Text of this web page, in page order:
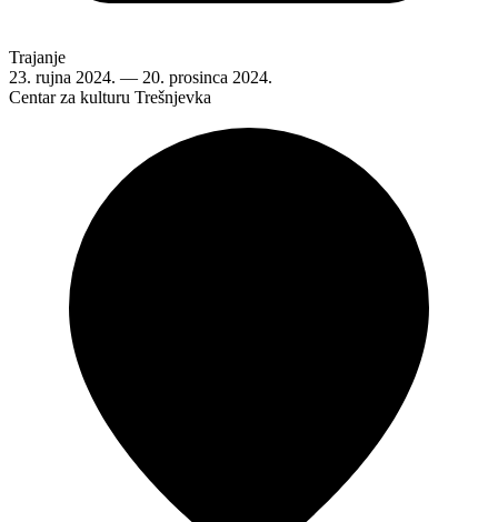
Trajanje
23. rujna 2024. — 20. prosinca 2024.
Centar za kulturu Trešnjevka